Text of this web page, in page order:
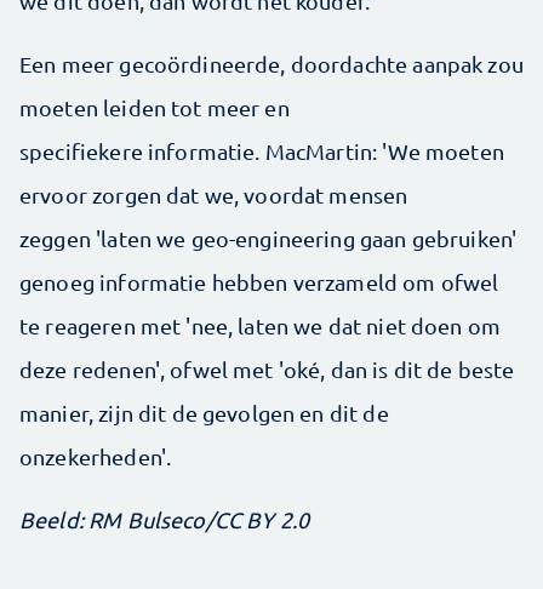
Een meer gecoördineerde, doordachte aanpak zou
moeten leiden tot meer en
specifiekere informatie. MacMartin: 'We moeten
ervoor zorgen dat we, voordat mensen
zeggen 'laten we geo-engineering gaan gebruiken'
genoeg informatie hebben verzameld om ofwel
te reageren met 'nee, laten we dat niet doen om
deze redenen', ofwel met 'oké, dan is dit de beste
manier, zijn dit de gevolgen en dit de
onzekerheden'.
Beeld: RM Bulseco/CC BY 2.0